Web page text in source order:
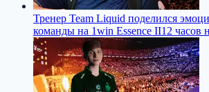
Тренер Team Liquid поделился
команды на 1win Essence II12 часов